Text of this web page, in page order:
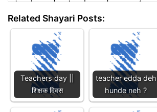
Related Shayari Posts:
Teachers day ||
शिक्षक दिवस
teacher edda deh
hunde neh ?